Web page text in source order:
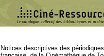
Notices descriptives des